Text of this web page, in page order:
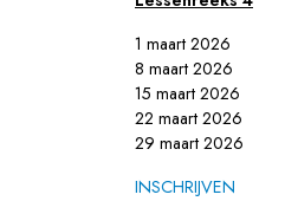
1 maart 2026
8 maart 2026
15 maart 2026
22 maart 2026
29 maart 2026
INSCHRIJVEN